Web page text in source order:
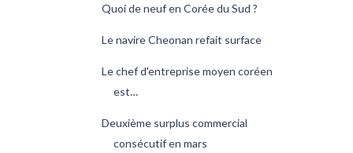
Quoi de neuf en Corée du Sud ?
Le navire Cheonan refait surface
Le chef d'entreprise moyen coréen
est…
Deuxième surplus commercial
consécutif en mars